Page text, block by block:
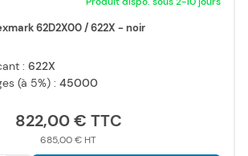
62D2X00 / 622X - noir
: 622X
(à 5%) : 45000
822,00 €
685,00 €